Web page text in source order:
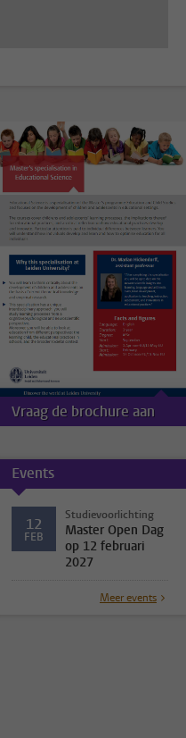
Vraag de brochure aan
Events
12
FEB
Studievoorlichting
Master Open Dag
op 12 februari
2027
Meer events